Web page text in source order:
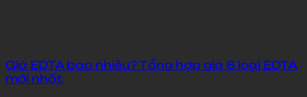
Giá EDTA bao nhiêu? Tổng hợp giá 6 loại EDTA
mới nhất